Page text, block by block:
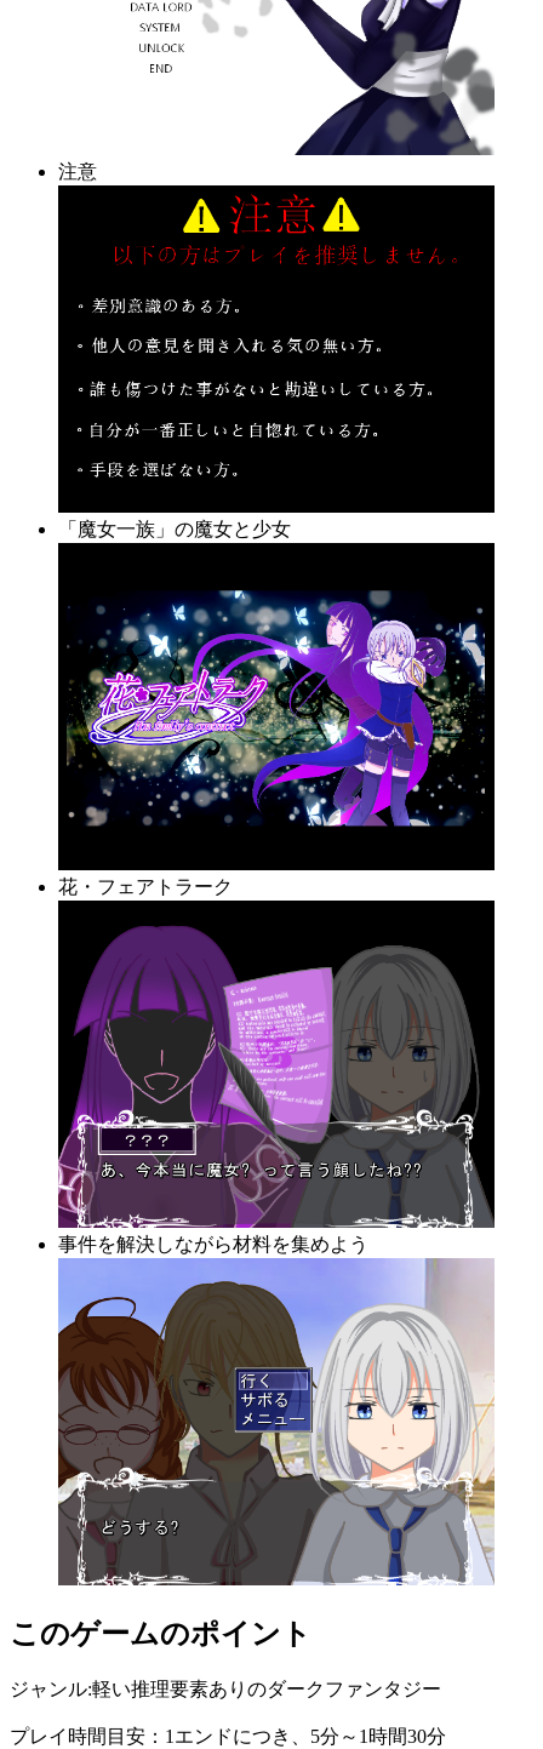
注意
「魔女一族」の魔女と少女
花・フェアトラーク
事件を解決しながら材料を集めよう
このゲームのポイント
ジャンル:軽い推理要素ありのダークファンタジー
プレイ時間目安：1エンドにつき、5分～1時間30分